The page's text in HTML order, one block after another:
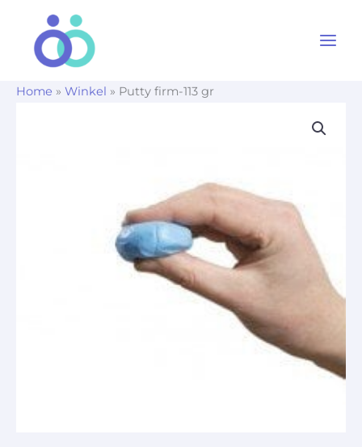
Home » Winkel » Putty firm-113 gr